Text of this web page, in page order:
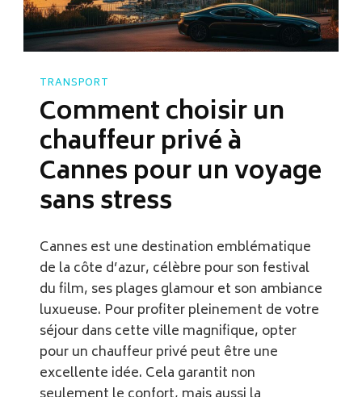
TRANSPORT
Comment choisir un
chauffeur privé à
Cannes pour un voyage
sans stress
Cannes est une destination emblématique
de la côte d’azur, célèbre pour son festival
du film, ses plages glamour et son ambiance
luxueuse. Pour profiter pleinement de votre
séjour dans cette ville magnifique, opter
pour un chauffeur privé peut être une
excellente idée. Cela garantit non